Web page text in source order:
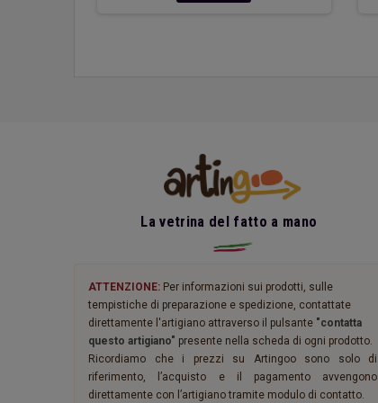
La vetrina del fatto a mano
ATTENZIONE: Per informazioni sui prodotti, sulle
tempistiche di preparazione e spedizione, contattate
direttamente l'artigiano attraverso il pulsante "contatta
questo artigiano" presente nella scheda di ogni prodotto.
Ricordiamo che i prezzi su Artingoo sono solo di
riferimento, l’acquisto e il pagamento avvengono
direttamente con l’artigiano tramite modulo di contatto.